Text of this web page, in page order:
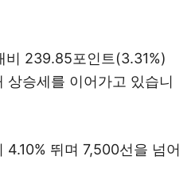
비 239.85포인트(3.31%)
상승세를 이어가고 있습니
뛰며 7,500선을 넘어